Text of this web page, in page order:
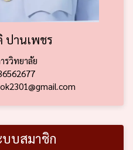
ปานเพชร
รวิทยาลัย
บบสมาชิก